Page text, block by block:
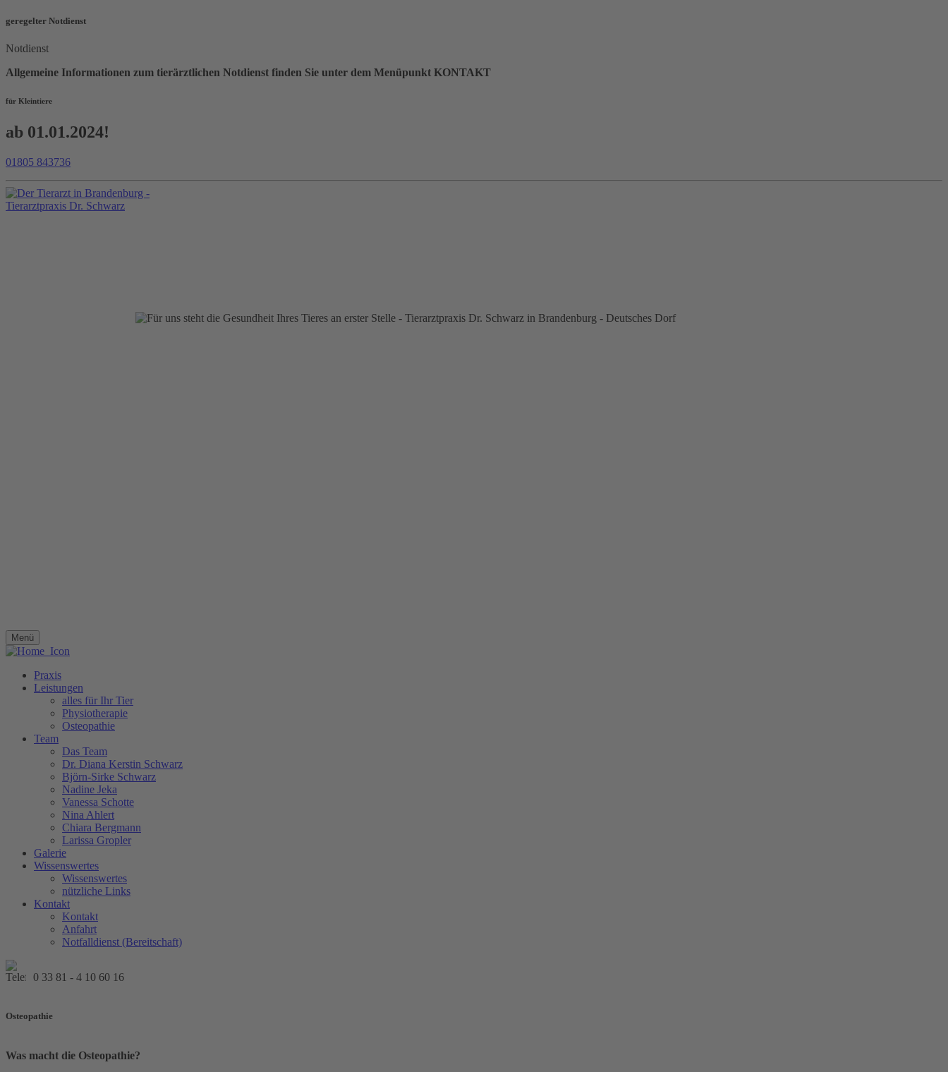
geregelter Notdienst
Notdienst
Allgemeine Informationen zum tierärztlichen Notdienst finden Sie unter dem Menüpunkt KONTAKT
für Kleintiere
ab 01.01.2024!
01805 843736
Menü
Praxis
Leistungen
alles für Ihr Tier
Physiotherapie
Osteopathie
Team
Das Team
Dr. Diana Kerstin Schwarz
Björn-Sirke Schwarz
Nadine Jeka
Vanessa Schotte
Nina Ahlert
Chiara Bergmann
Larissa Gropler
Galerie
Wissenswertes
Wissenswertes
nützliche Links
Kontakt
Kontakt
Anfahrt
Notfalldienst (Bereitschaft)
0 33 81 - 4 10 60 16
Osteopathie
Was macht die Osteopathie?